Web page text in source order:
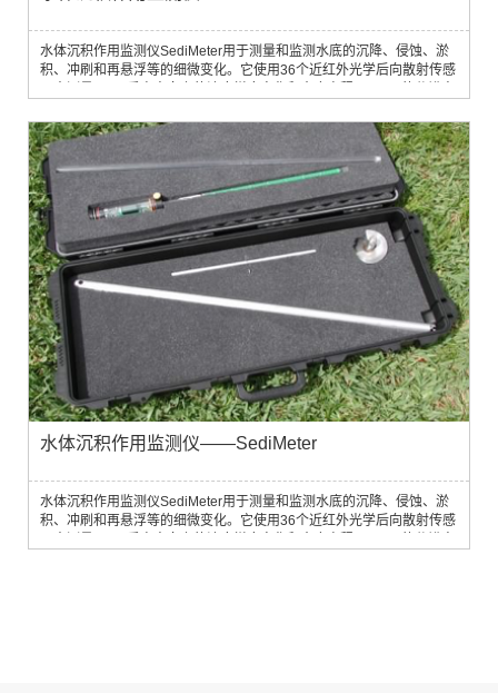
水体沉积作用监测仪SediMeter用于测量和监测水底的沉降、侵蚀、淤
积、冲刷和再悬浮等的细微变化。它使用36个近红外光学后向散射传感
可被监测到。
水体沉积作用监测仪——SediMeter
水体沉积作用监测仪SediMeter用于测量和监测水底的沉降、侵蚀、淤
积、冲刷和再悬浮等的细微变化。它使用36个近红外光学后向散射传感